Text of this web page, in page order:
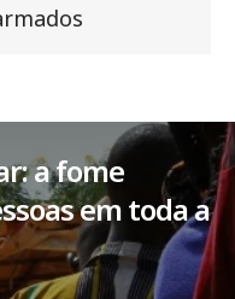
a fome
em toda a